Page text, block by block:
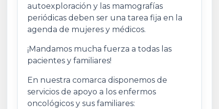
autoexploración y las mamografías
periódicas deben ser una tarea fija en la
agenda de mujeres y médicos.
¡Mandamos mucha fuerza a todas las
pacientes y familiares!
En nuestra comarca disponemos de
servicios de apoyo a los enfermos
oncológicos y sus familiares: